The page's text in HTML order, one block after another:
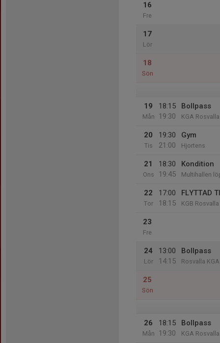
16
Fre
17
Lör
18
Sön
19
Mån
18:15
19:30
Bollpass
KGA Rosvalla
20
Tis
19:30
21:00
Gym
Hjortens
21
Ons
18:30
19:45
Kondition
Multihallen
22
Tor
17:00
18:15
FLYTTAD
KGB Rosvalla
23
Fre
24
Lör
13:00
14:15
Bollpass
Rosvalla KGA
25
Sön
26
Mån
18:15
19:30
Bollpass
KGA Rosvalla